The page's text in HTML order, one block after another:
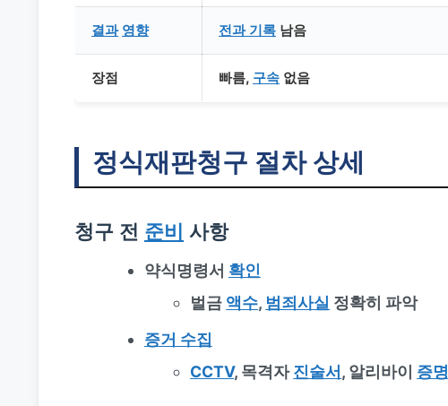
결과 영향 전과 기록 남음
장점 빠름, 구속 없음
정식재판청구 절차 상세
청구 전 준비 사항
약식명령서 확인
벌금 액수, 범죄사실 정확히 파악
증거 수집
CCTV, 목격자진술서 , 알리바이 증명